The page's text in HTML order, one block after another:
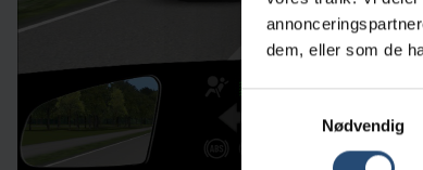
dem, eller som de
Samtykkevalg
Nødvendig